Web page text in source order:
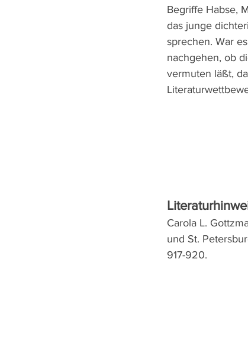
Begriffe Habse,
das junge
sprechen. War
nachgehen, ob
vermuten läßt,
Carola L.
und St.
917-920.